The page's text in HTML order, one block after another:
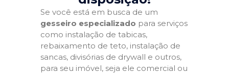
Se você está em busca de um
gesseiro especializado para serviços
como instalação de tabicas,
rebaixamento de teto, instalação de
sancas, divisórias de drywall e outros,
para seu imóvel, seja ele comercial ou